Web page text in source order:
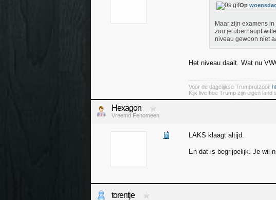
Op
Maar zijn examens
zou je überhaupt
niveau gewoon niet
Het niveau daalt. Wat nu
Voor de dagelijkse Trumprotzooi:
Kijk live hoe Trump zijn eigen land
Hexagon
Vreemd Fenomeen
LAKS klaagt altijd.
En dat is begrijpelijk. Je wil
torentje